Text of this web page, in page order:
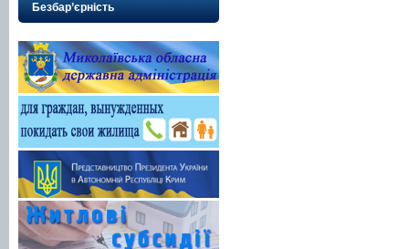
Безбар’єрність